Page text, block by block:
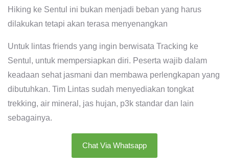
Hiking ke Sentul ini bukan menjadi beban yang harus
dilakukan tetapi akan terasa menyenangkan
Untuk lintas friends yang ingin berwisata Tracking ke
Sentul, untuk mempersiapkan diri. Peserta wajib dalam
keadaan sehat jasmani dan membawa perlengkapan yang
dibutuhkan. Tim Lintas sudah menyediakan tongkat
trekking, air mineral, jas hujan, p3k standar dan lain
sebagainya.
Chat Via Whatsapp